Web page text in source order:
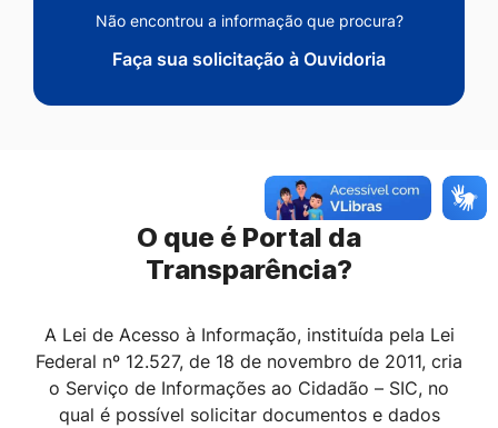
Não encontrou a informação que procura?
Faça sua solicitação à Ouvidoria
O que é Portal da
Transparência?
A Lei de Acesso à Informação, instituída pela Lei
Federal nº 12.527, de 18 de novembro de 2011, cria
o Serviço de Informações ao Cidadão – SIC, no
qual é possível solicitar documentos e dados